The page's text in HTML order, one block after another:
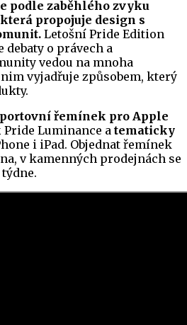
podle zaběhlého zvyku
propojuje design s
Letošní Pride Edition
debaty o právech a
vedou na mnoha
vyjadřuje způsobem, který
řemínek pro Apple
Pride Luminance a tematicky
i iPad. Objednat řemínek
v kamenných prodejnách se